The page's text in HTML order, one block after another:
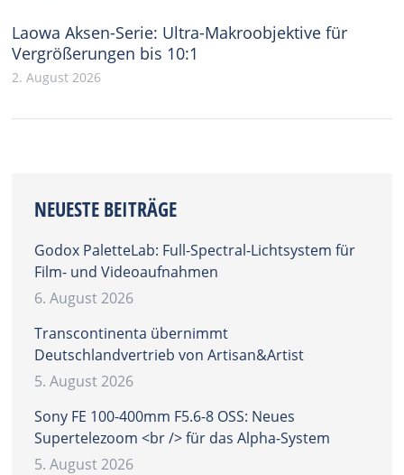
Laowa Aksen-Serie: Ultra-Makroobjektive für
Vergrößerungen bis 10:1
2. August 2026
NEUESTE BEITRÄGE
Godox PaletteLab: Full-Spectral-Lichtsystem für
Film- und Videoaufnahmen
6. August 2026
Transcontinenta übernimmt
Deutschlandvertrieb von Artisan&Artist
5. August 2026
Sony FE 100-400mm F5.6-8 OSS: Neues
Supertelezoom <br /> für das Alpha-System
5. August 2026